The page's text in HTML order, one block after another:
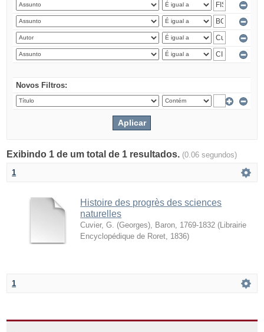
Novos Filtros:
Exibindo 1 de um total de 1 resultados. (0.06 segundos)
1
Histoire des progrès des sciences
naturelles
Cuvier, G. (Georges), Baron, 1769-1832 ( Librairie
Encyclopédique de Roret 1836)
1